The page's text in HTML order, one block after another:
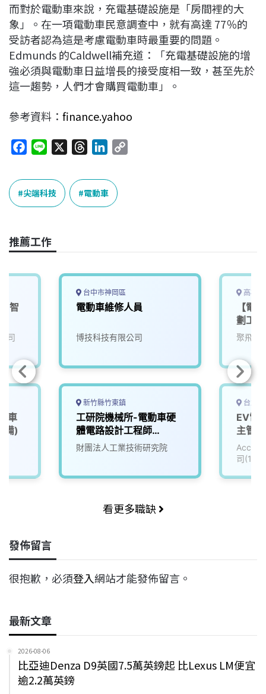
而對於電動車來說，充電基礎設施是「房間裡的大
象」。在一項電動車民意調查中，就有高達 77％的
受訪者認為這是考慮電動車時最重要的問題。
Edmunds 的Caldwell補充道：「充電基礎設施的增
強必須與電動車日益增長的接受度相一致，甚至先於
這一趨勢，人們才會購買電動車」。
參考資料： finance.yahoo
c
e
b
o
k
n
e
r
e
a
n
k
e
n
k
尖端科技 電動車
推薦工作
智
司
車
備)
台中市神岡區
電動車維修人員
博技科技有限公司
新竹縣竹東鎮
工研院機械所-電動車硬
體電路設計工程師
(D400)
財團法人工業技術研究院
高雄
【電
劃工
聚飛科
台北
EV電
主管_
司
看更多職缺
發佈留言
很抱歉，必須登入網站才能發佈留言。
最新文章
2026-08-06
比亞迪Denza D9英國7.5萬英鎊起 比Lexus LM便宜
逾2.2萬英鎊